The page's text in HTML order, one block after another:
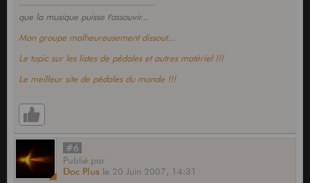
que la musique puisse t'assouvir...
Mon groupe malheureusement dissout...
Le topic sur les listes de pédales et autres matériel !!!
Le meilleur site de pédales du monde !!!
#6
Publié par
Doc Plus le 20 Juin 2007, 14:31